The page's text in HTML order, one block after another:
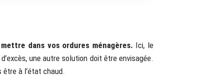
dans vos ordures ménagères. Ici, le
une autre solution doit être envisagée.
à l’état chaud.